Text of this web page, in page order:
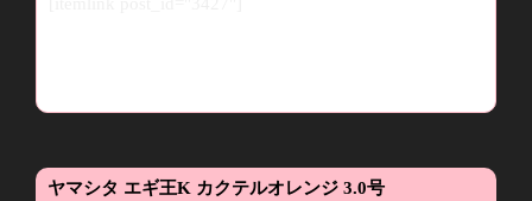
ヤマシタ エギ王K カクテルオレンジ 3.0号